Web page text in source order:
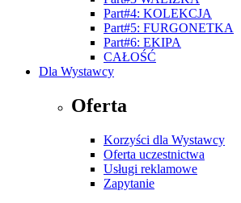
Part#4: KOLEKCJA
Part#5: FURGONETKA
Part#6: EKIPA
CAŁOŚĆ
Dla Wystawcy
Oferta
Korzyści dla Wystawcy
Oferta uczestnictwa
Usługi reklamowe
Zapytanie